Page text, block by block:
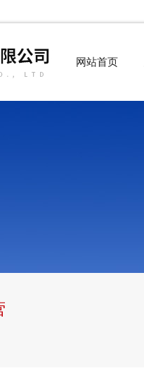
网站首页